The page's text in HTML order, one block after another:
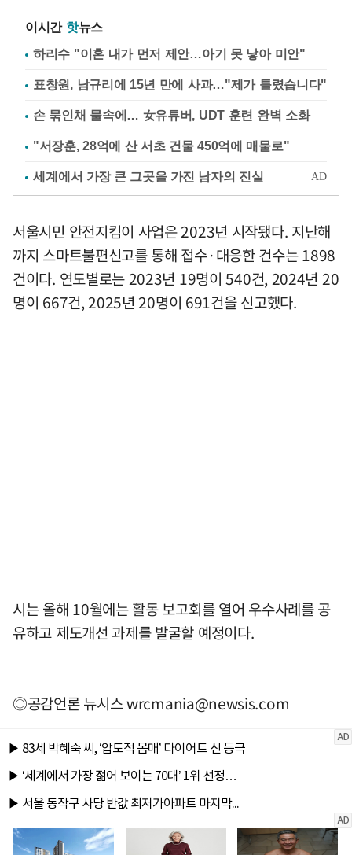
이시간 핫뉴스
하리수 "이혼 내가 먼저 제안…아기 못 낳아 미안"
표창원, 남규리에 15년 만에 사과…"제가 틀렸습니다"
손 묶인채 물속에… 女유튜버, UDT 훈련 완벽 소화
"서장훈, 28억에 산 서초 건물 450억에 매물로"
서울시민 안전지킴이 사업은 2023년 시작됐다. 지난해
까지 스마트불편신고를 통해 접수·대응한 건수는 1898
건이다. 연도별로는 2023년 19명이 540건, 2024년 20
명이 667건, 2025년 20명이 691건을 신고했다.
시는 올해 10월에는 활동 보고회를 열어 우수사례를 공
유하고 제도개선 과제를 발굴할 예정이다.
◎공감언론 뉴시스wrcmania@newsis.com